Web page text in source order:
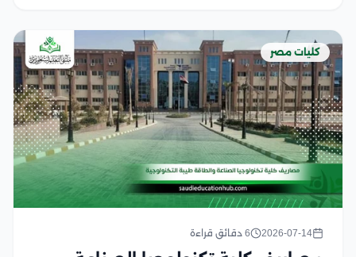
كليات مصر
2026-07-14 6 دقائق قراءة